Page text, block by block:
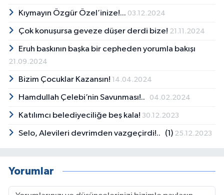
Kıymayın Özgür Özel’inize!... 03.12.2024
Çok konuşursa geveze düşer derdi bize! 21.11.2024
Eruh baskının başka bir cepheden yorumla bakışı
21.09.2024
Bizim Çocuklar Kazansın! 14.04.2024
Hamdullah Çelebi’nin Savunması!.. 04.02.2024
Katılımcı belediyeciliğe beş kala! 30.12.2023
Selo, Alevileri devrimden vazgeçirdi!.. (1) 25.12.2023
Yorumlar